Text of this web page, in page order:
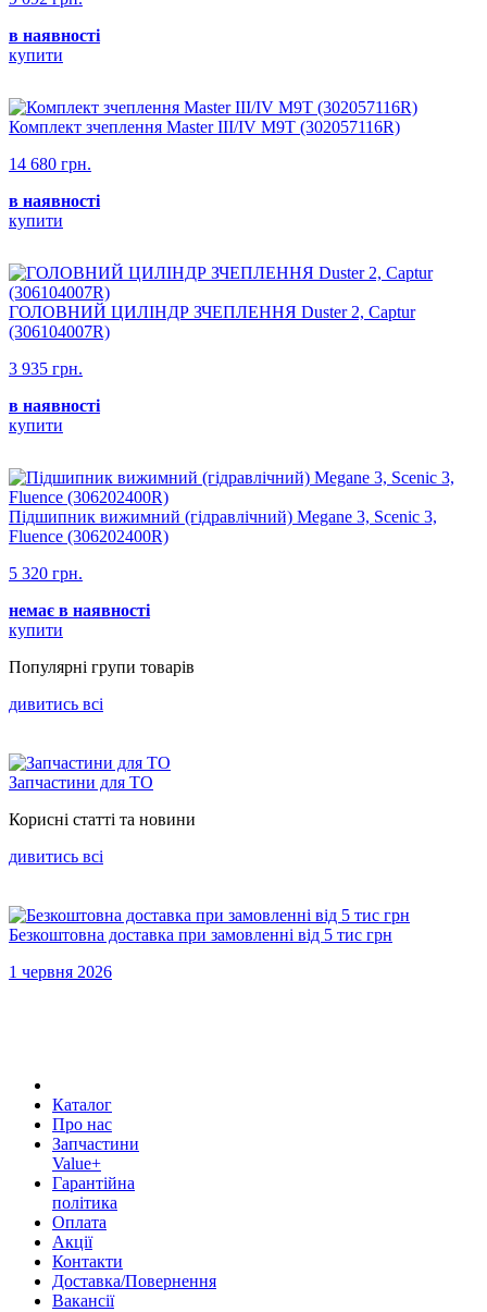
в наявності
купити
Комплект зчеплення Master III/IV M9T (302057116R)
14 680 грн.
в наявності
купити
ГОЛОВНИЙ ЦИЛІНДР ЗЧЕПЛЕННЯ Duster 2, Captur
(306104007R)
3 935 грн.
в наявності
купити
Підшипник вижимний (гідравлічний) Megane 3, Scenic 3,
Fluence (306202400R)
5 320 грн.
немає в наявності
купити
Популярнi групи товарiв
дивитись всi
Запчастини для ТО
Корисні статті та новини
дивитись всi
Безкоштовна доставка при замовленні від 5 тис грн
1 червня 2026
Каталог
Про нас
Запчастини
Value+
Гарантійна
політика
Оплата
Акції
Контакти
Доставка/Повернення
Вакансії